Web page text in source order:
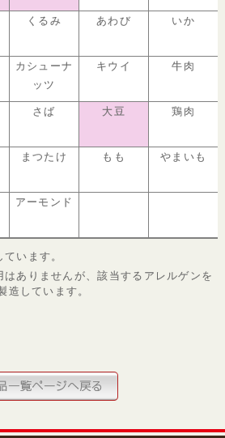
くるみ あわび いか
カシューナ
ッツ
キウイ 牛肉
さば 大豆 鶏肉
まつたけ もも やまいも
アーモンド
います。
ありませんが、該当するアレルゲンを
造しています。